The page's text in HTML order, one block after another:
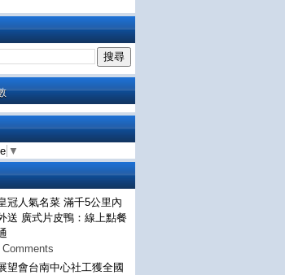
▼
冠人氣名菜 滿千5公里內
送 廣式片皮鴨：線上點餐
望會台南中心社工獲全國